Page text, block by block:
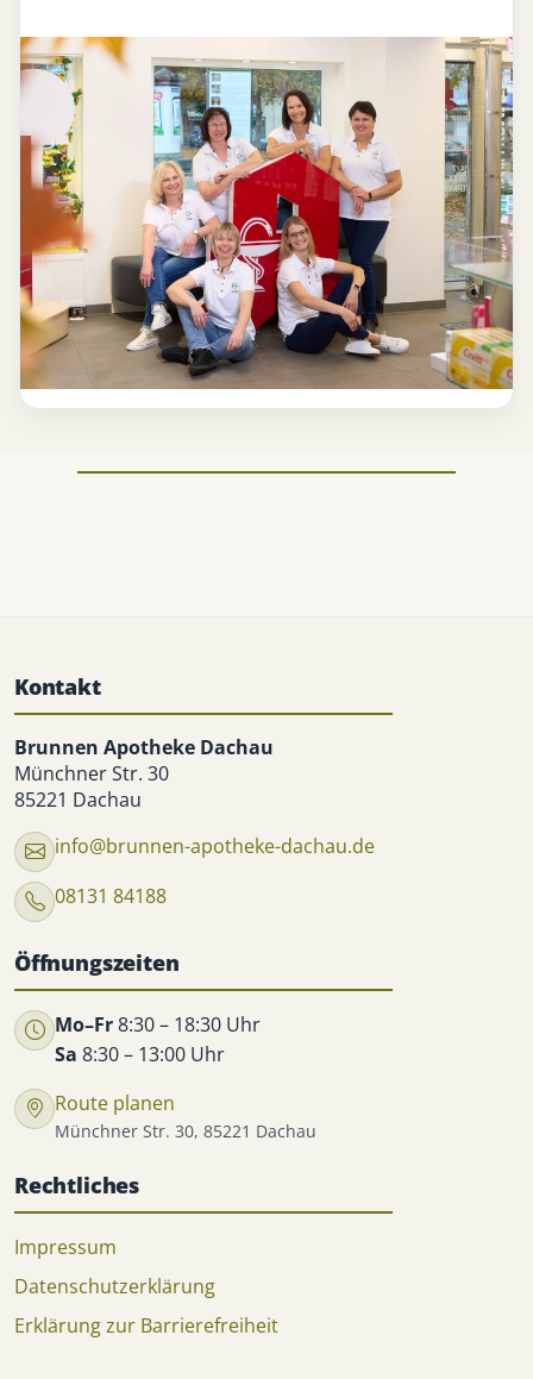
Kontakt
Brunnen Apotheke Dachau
Münchner Str. 30
85221 Dachau
info@brunnen-apotheke-dachau.de
08131 84188
Öffnungszeiten
Mo–Fr8:30 – 18:30 Uhr
Sa 8:30 – 13:00 Uhr
Route planen
Münchner Str. 30, 85221 Dachau
Rechtliches
Impressum
Datenschutzerklärung
Erklärung zur Barrierefreiheit